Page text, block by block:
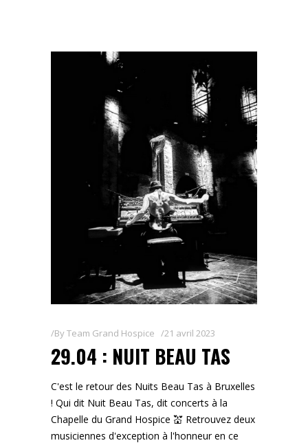
ByTeam Grand Hospice 21 avril 2023
29.04 : NUIT BEAU TAS
C'est le retour des Nuits Beau Tas à Bruxelles
! Qui dit Nuit Beau Tas, dit concerts à la
Chapelle du Grand Hospice 💒 Retrouvez deux
musiciennes d'exception à l'honneur en ce